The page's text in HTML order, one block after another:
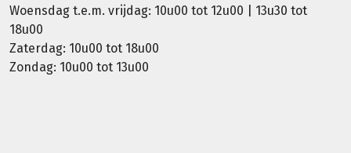
Woensdag t.e.m. vrijdag: 10u00 tot 12u00 | 13u30 tot
18u00
Zaterdag: 10u00 tot 18u00
Zondag: 10u00 tot 13u00